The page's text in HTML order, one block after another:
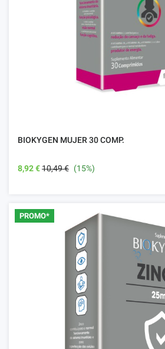
BIOKYGEN MUJER 30 COMP.
8,92 €10,49 € (15%)
PROMO*